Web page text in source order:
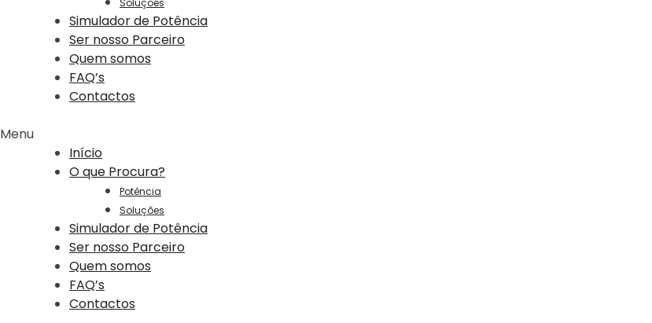
Soluções
Simulador de Potência
Ser nosso Parceiro
Quem somos
FAQ’s
Contactos
Menu
Início
O que Procura?
Potência
Soluções
Simulador de Potência
Ser nosso Parceiro
Quem somos
FAQ’s
Contactos